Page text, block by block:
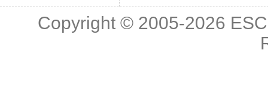
Copyright © 2005-2026